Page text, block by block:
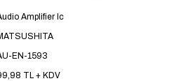
Amplifier Ic
EN-1593
TL + KDV